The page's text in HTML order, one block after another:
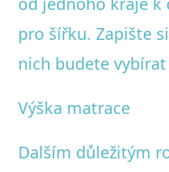
pro šířku. Zapište
nich budete
Výška matrace
Dalším důležitým